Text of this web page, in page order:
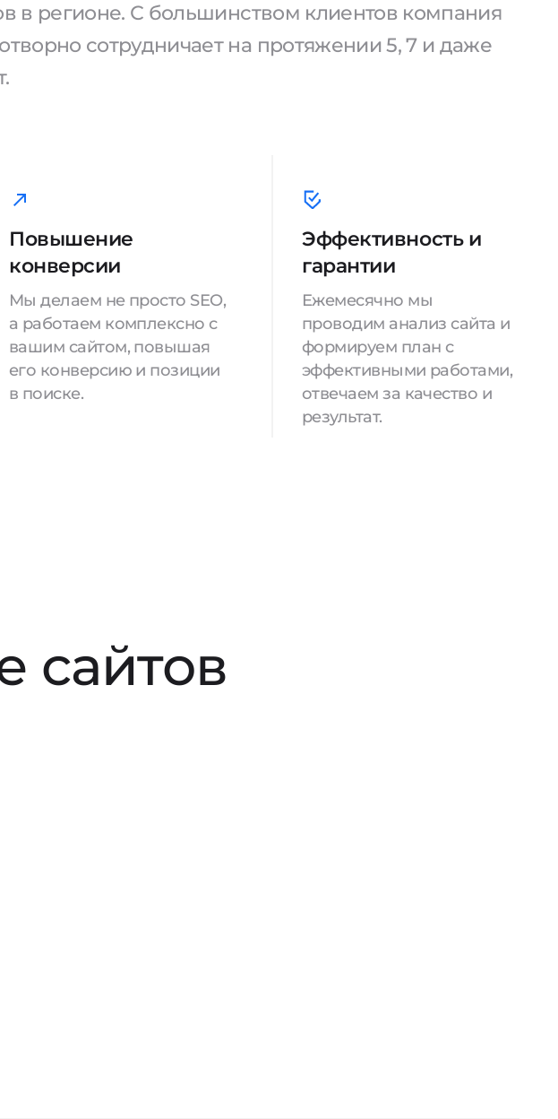
в регионе. С большинством клиентов компания
сотрудничает на протяжении 5, 7 и даже
Повышение
конверсии
Мы делаем не просто SEO,
а работаем комплексно с
вашим сайтом, повышая
его конверсию и позиции
в поиске.
Эффективность и
гарантии
Ежемесячно мы
проводим анализ сайта и
формируем план с
эффективными работами,
отвечаем за качество и
результат.
сайтов